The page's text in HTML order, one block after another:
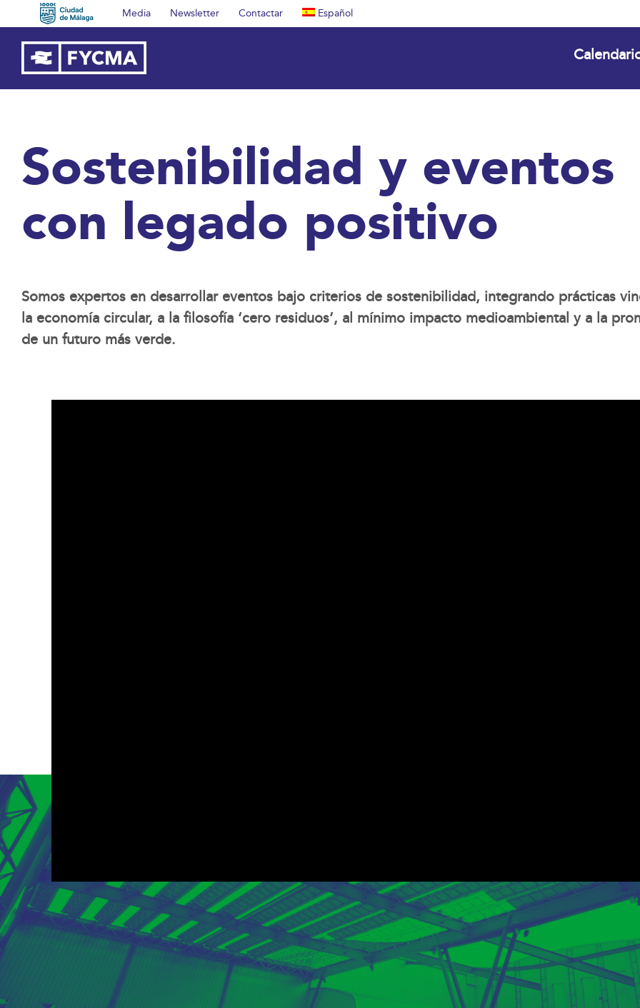
al
contenido
Media Newsletter Contactar Español
Sostenibilidad y eventos
con legado positivo
Somos expertos en desarrollar eventos bajo criterios de sostenibilidad, integrando prácticas
la economía circular, a la filosofía ‘cero residuos’, al mínimo impacto medioambiental y a la
de un futuro más verde.